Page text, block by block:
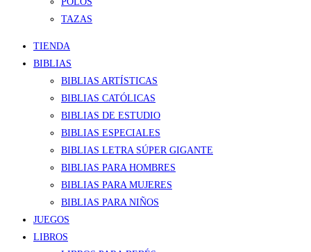
TAZAS
TIENDA
BIBLIAS
BIBLIAS ARTÍSTICAS
BIBLIAS CATÓLICAS
BIBLIAS DE ESTUDIO
BIBLIAS ESPECIALES
BIBLIAS LETRA SÚPER GIGANTE
BIBLIAS PARA HOMBRES
BIBLIAS PARA MUJERES
BIBLIAS PARA NIÑOS
JUEGOS
LIBROS